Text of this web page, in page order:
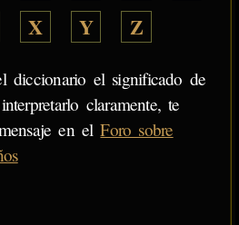
X Y Z
diccionario el significado de
claramente, te
en elForo sobre